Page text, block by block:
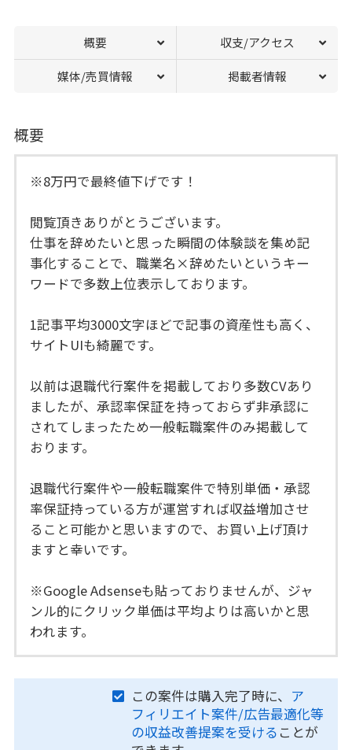
概要 収支/アクセス
媒体/売買情報 掲載者情報
概要
※8万円で最終値下げです！
閲覧頂きありがとうございます。
仕事を辞めたいと思った瞬間の体験談を集め記
事化することで、職業名×辞めたいというキー
ワードで多数上位表示しております。
1記事平均3000文字ほどで記事の資産性も高く、
サイトUIも綺麗です。
以前は退職代行案件を掲載しており多数CVあり
ましたが、承認率保証を持っておらず非承認に
されてしまったため一般転職案件のみ掲載して
おります。
退職代行案件や一般転職案件で特別単価・承認
率保証持っている方が運営すれば収益増加させ
ること可能かと思いますので、お買い上げ頂け
ますと幸いです。
※Google Adsenseも貼っておりませんが、ジャ
ンル的にクリック単価は平均よりは高いかと思
われます。
この案件は購入完了時に、 ア
フィリエイト案件/広告最適化等
の収益改善提案を受ける ことが